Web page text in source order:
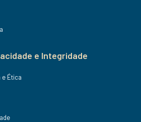
e Integridade
e Ética